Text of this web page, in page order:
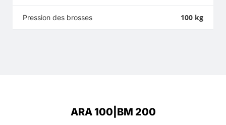
Pression des brosses 100 kg
ARA 100|BM 200